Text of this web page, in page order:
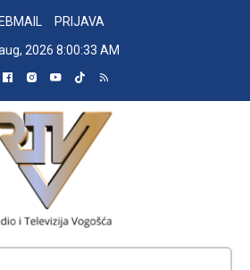
PRIJAVA
2026 8:00:34 AM